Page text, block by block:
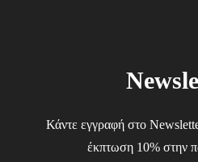
Κάντε εγγραφή στο
έκπτωση 10% στην